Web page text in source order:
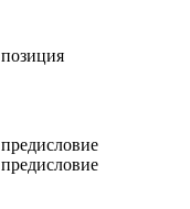
позиция
предисловие
предисловие